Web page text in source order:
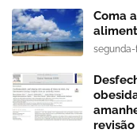
Coma
segunda-